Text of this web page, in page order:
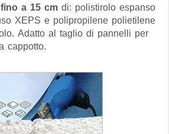
a 15 cm di: polistirolo espanso
XEPS e polipropilene polietilene
Adatto al
taglio di pannelli per
cappotto.